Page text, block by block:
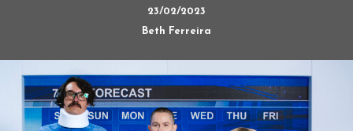
23/02/2023
Beth Ferreira